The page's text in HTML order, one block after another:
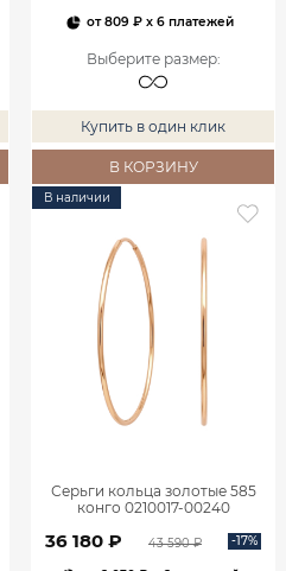
от809 ₽ x 6 платежей
Выберите размер:
Купить в один клик
В КОРЗИНУ
В наличии
Серьги кольца золотые 585
конго 0210017-00240
36 180 ₽ 43 590 ₽ -17%